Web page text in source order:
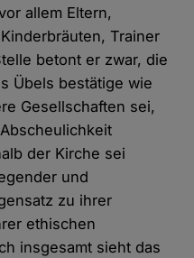
allem Eltern,
Trainer
betont er zwar, die
Übels bestätige wie
Gesellschaften sei,
der Kirche sei
und
zu ihrer
ethischen
insgesamt sieht das